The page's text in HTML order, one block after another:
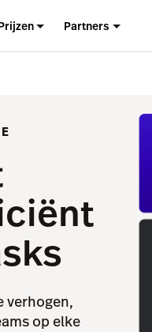
Partners
verhogen,
op elke